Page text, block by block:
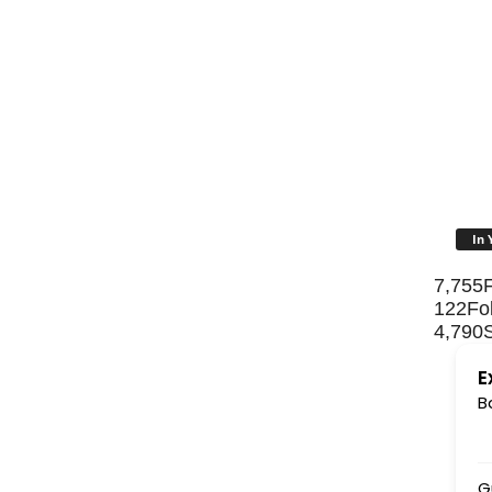
In
7,755
122
4,790